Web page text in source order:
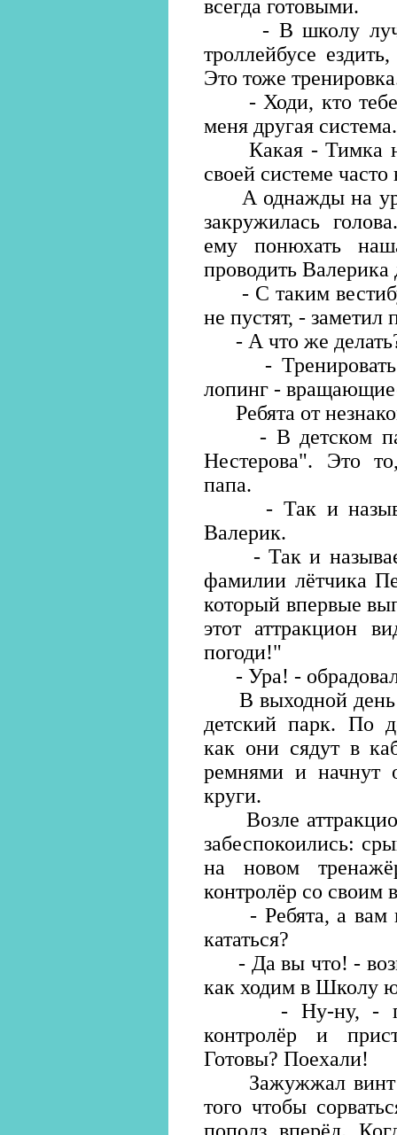
всегда готовыми.
- В школу
троллейбусе
Это тоже
- Ходи, кто тебе
меня другая система.
Какая - Тимка не
своей системе
А однажды на
закружилась
ему понюхать
проводить
- С таким
не пустят, - заметил
- А что же
- Тренировать
лопинг -
Ребята от
- В детском
Нестерова". Это
папа.
- Так и
Валерик.
- Так и
фамилии лётчика
который впервые
этот аттракцион
погоди!"
- Ура! -
В выходной день
детский парк. По
как они сядут в
ремнями и начнут
круги.
Возле
забеспокоились:
на новом
контролёр со своим
- Ребята, а вам
кататься?
- Да вы что! -
как ходим в Школу
- Ну-ну, -
контролёр и
Готовы? Поехали!
Зажужжал винт
того чтобы